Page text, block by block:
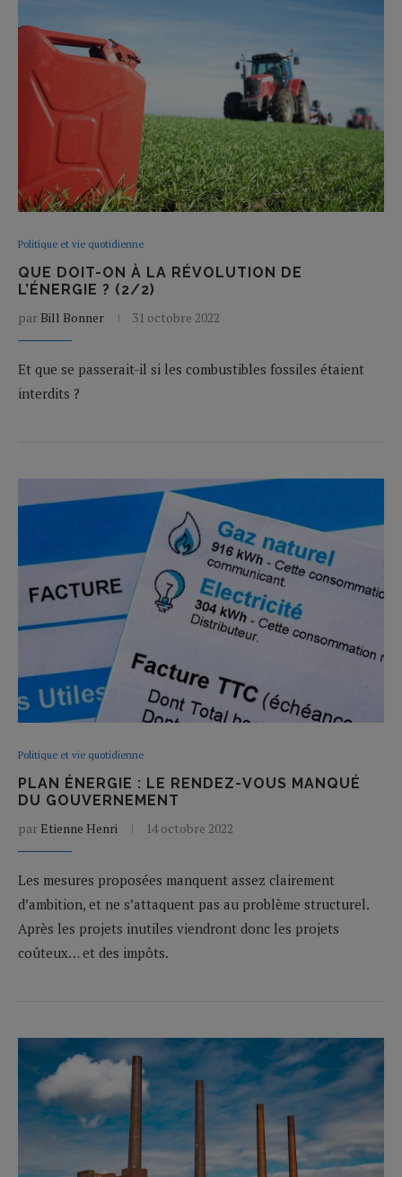
Politique et vie quotidienne
QUE DOIT-ON À LA RÉVOLUTION DE
L’ÉNERGIE ? (2/2)
par Bill Bonner 31 octobre 2022
Et que se passerait-il si les combustibles fossiles étaient
interdits ?
Politique et vie quotidienne
PLAN ÉNERGIE : LE RENDEZ-VOUS MANQUÉ
DU GOUVERNEMENT
par Etienne Henri 14 octobre 2022
Les mesures proposées manquent assez clairement
d’ambition, et ne s’attaquent pas au problème structurel.
Après les projets inutiles viendront donc les projets
coûteux… et des impôts.